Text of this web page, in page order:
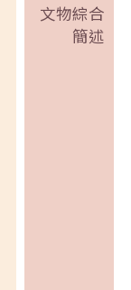
文物綜合
簡述